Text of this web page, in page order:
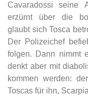
Cavaradossi seine
erzürnt über die
glaubt sich Tosca
Der Polizeichef
folgen. Dann nimmt
denkt aber mit
kommen werden:
Toscas für ihn,